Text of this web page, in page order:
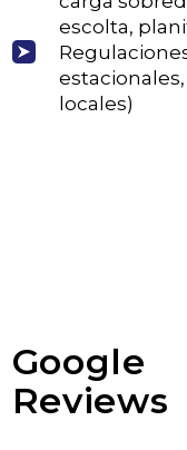
escolta,
locales)
Google
Reviews